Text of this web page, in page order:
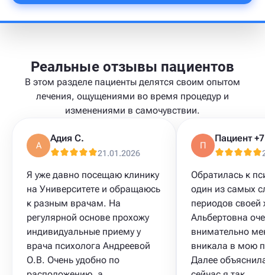
Реальные отзывы пациентов
В этом разделе пациенты делятся своим опытом
лечения, ощущениями во время процедур и
изменениями в самочувствии.
А
Адия С.
21.01.2026
Я уже давно посещаю клинику
на Университете и обращаюсь
к разным врачам. На
регулярной основе прохожу
индивидуальные приему у
врача психолога Андреевой
О.В. Очень удобно по
П
Обратилась к
один из самых
периодов
Альбертовна
внимательно
вникала в мою
Далее